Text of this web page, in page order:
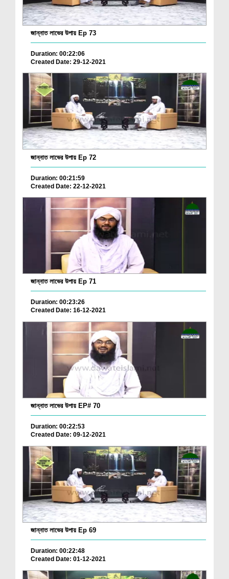
জান্নাত লাভের উপায় Ep 73
Duration: 00:22:06
Created Date: 29-12-2021
জান্নাত লাভের উপায় Ep 72
Duration: 00:21:59
Created Date: 22-12-2021
জান্নাত লাভের উপায় Ep 71
Duration: 00:23:26
Created Date: 16-12-2021
জান্নাত লাভের উপায় EP# 70
Duration: 00:22:53
Created Date: 09-12-2021
জান্নাত লাভের উপায় Ep 69
Duration: 00:22:48
Created Date: 01-12-2021